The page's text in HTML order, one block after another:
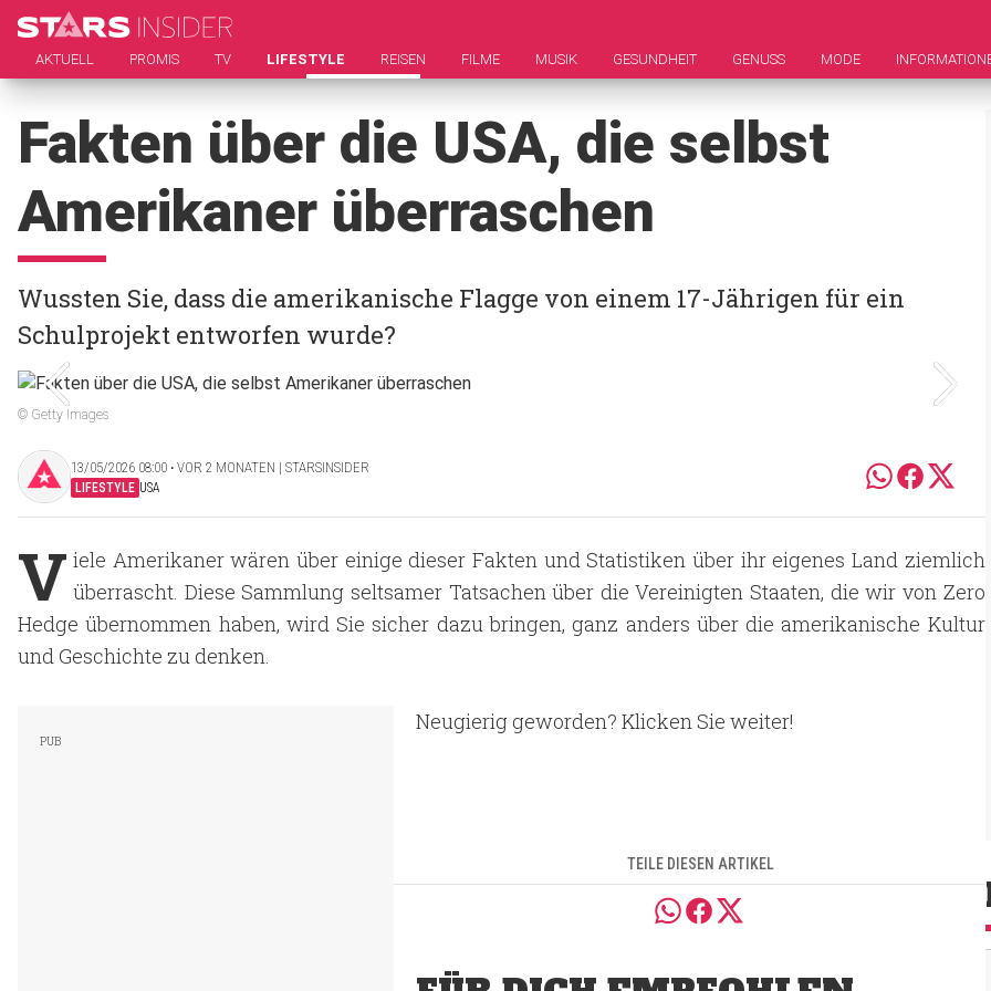
AKTUELL PROMIS TV LIFESTYLE REISEN FILME MUSIK GESUNDHEIT GENUSS MODE
Fakten über die USA, die selbst
Amerikaner überraschen
Wussten Sie, dass die amerikanische Flagge von einem 17-Jährigen für ein
Schulprojekt entworfen wurde?
© Getty Images
13/05/2026 08:00 ‧ VOR 2 MONATEN | STARSINSIDER
LIFESTYLE USA
V iele Amerikaner wären über einige dieser Fakten und Statistiken über ihr eigenes Land ziemlich
überrascht. Diese Sammlung seltsamer Tatsachen über die Vereinigten Staaten, die wir von Zero
Hedge übernommen haben, wird Sie sicher dazu bringen, ganz anders über die amerikanische Kultur
und Geschichte zu denken.
Neugierig geworden? Klicken Sie weiter!
TEILE DIESEN ARTIKEL